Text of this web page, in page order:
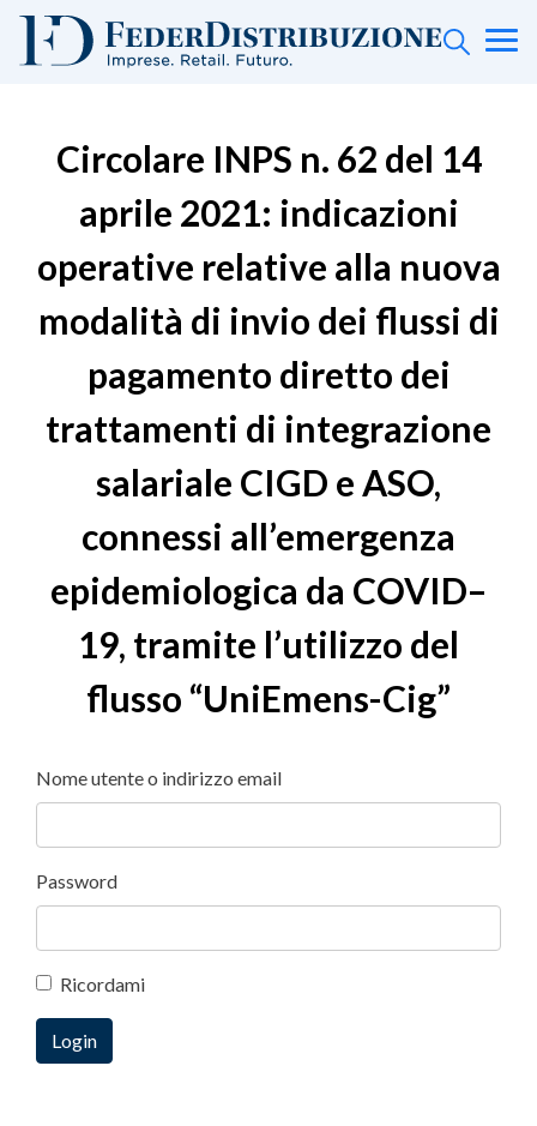
Circolare INPS n. 62 del 14
aprile 2021: indicazioni
operative relative alla nuova
modalità di invio dei flussi di
pagamento diretto dei
trattamenti di integrazione
salariale CIGD e ASO,
connessi all’emergenza
epidemiologica da COVID–
19, tramite l’utilizzo del
flusso “UniEmens-Cig”
Nome utente o indirizzo email
Password
Ricordami